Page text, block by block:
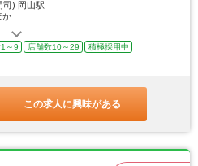
司) 岡山駅
か
～9 店舗数10～29
積極採用中
この求人に興味がある